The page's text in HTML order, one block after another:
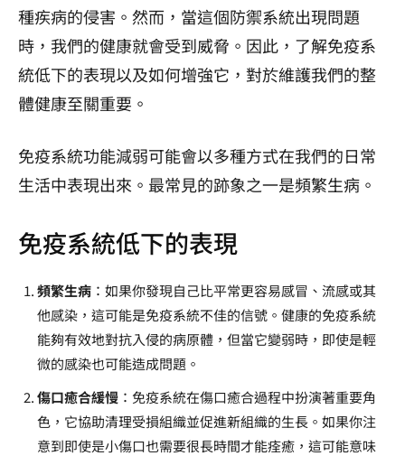
種疾病的侵害。然而，當這個防禦系統出現問題
時，我們的健康就會受到威脅。因此，了解免疫系
統低下的表現以及如何增強它，對於維護我們的整
體健康至關重要。
免疫系統功能減弱可能會以多種方式在我們的日常
生活中表現出來。最常見的跡象之一是頻繁生病。
免疫系統低下的表現
頻繁生病 ：如果你發現自己比平常更容易感冒、流感或其
他感染，這可能是免疫系統不佳的信號。健康的免疫系統
能夠有效地對抗入侵的病原體，但當它變弱時，即使是輕
微的感染也可能造成問題。
傷口癒合緩慢 ：免疫系統在傷口癒合過程中扮演著重要角
色，它協助清理受損組織並促進新組織的生長。如果你注
意到即使是小傷口也需要很長時間才能痊癒，這可能意味